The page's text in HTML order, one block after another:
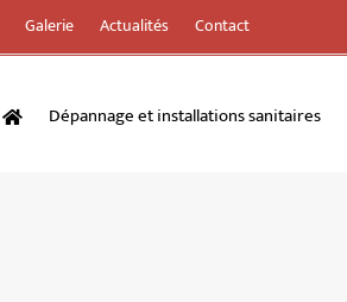
Galerie Actualités Contact
Dépannage et installations sanitaires